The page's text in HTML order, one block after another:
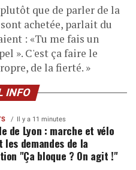
que de parler de la
achetée, parlait du
: «Tu me fais un
». C'est ça faire le
de la fierté. »
INFO
Il y a 11 minutes
de Lyon : marche et vélo
les demandes de la
"Ça bloque ? On agit !"